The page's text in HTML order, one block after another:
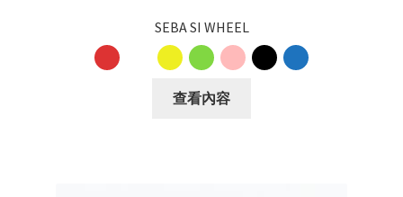
SEBA SI WHEEL
查看內容